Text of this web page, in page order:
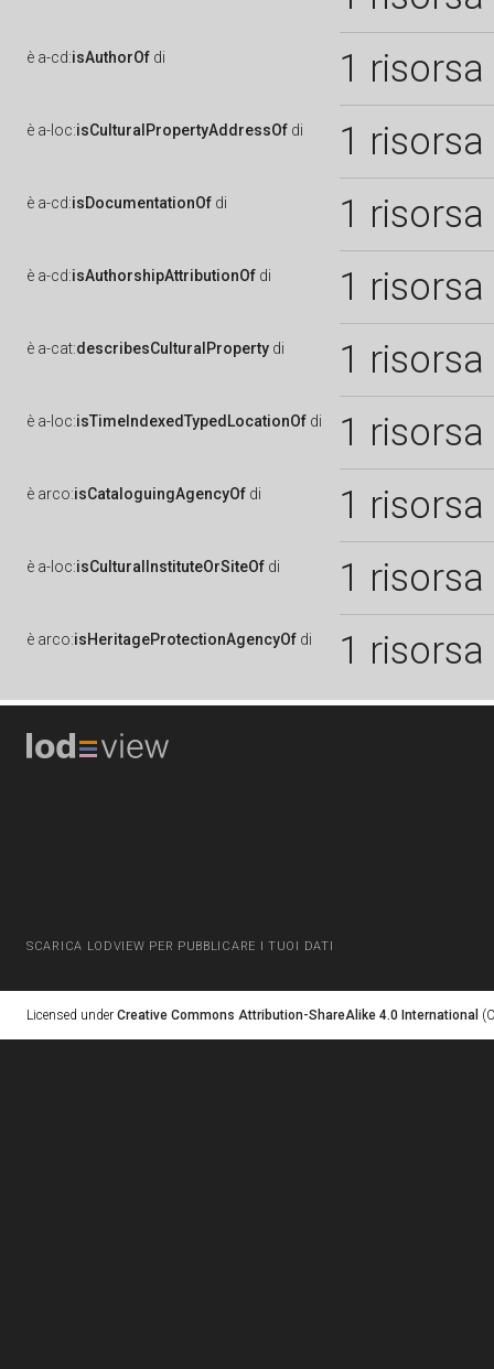
è a-cd:isAuthorOf di 1 risorsa
è a-loc:isCulturalPropertyAddressOf di 1 risorsa
è a-cd:isDocumentationOf di 1 risorsa
è a-cd:isAuthorshipAttributionOf di 1 risorsa
è a-cat:describesCulturalProperty di 1 risorsa
è a-loc:isTimeIndexedTypedLocationOf di 1 risorsa
è arco:isCataloguingAgencyOf di 1 risorsa
è a-loc:isCulturalInstituteOrSiteOf di 1 risorsa
è arco:isHeritageProtectionAgencyOf di 1 risorsa
SCARICA LODVIEW PER PUBBLICARE I TUOI DATI
Licensed under Creative Commons Attribution-ShareAlike 4.0 International